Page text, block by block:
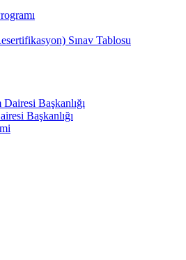
Sınav Tablosu
Başkanlığı
Başkanlığı